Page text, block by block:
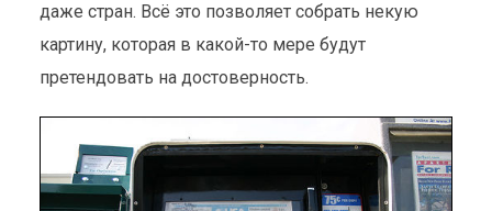
даже стран. Всё это позволяет собрать некую
картину, которая в какой-то мере будут
претендовать на достоверность.